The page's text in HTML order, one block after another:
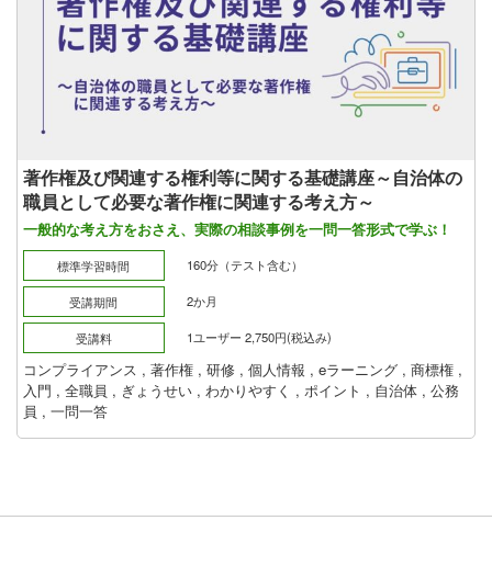
著作権及び関連する権利等に関する基礎講座～自治体の
職員として必要な著作権に関連する考え方～
一般的な考え方をおさえ、実際の相談事例を一問一答形式で学ぶ！
標準学習時間 160分（テスト含む）
受講期間 2か月
受講料 1ユーザー 2,750円(税込み)
コンプライアンス , 著作権 , 研修 , 個人情報 , eラーニング , 商標権 ,
入門 , 全職員 , ぎょうせい , わかりやすく , ポイント , 自治体 , 公務
員 , 一問一答